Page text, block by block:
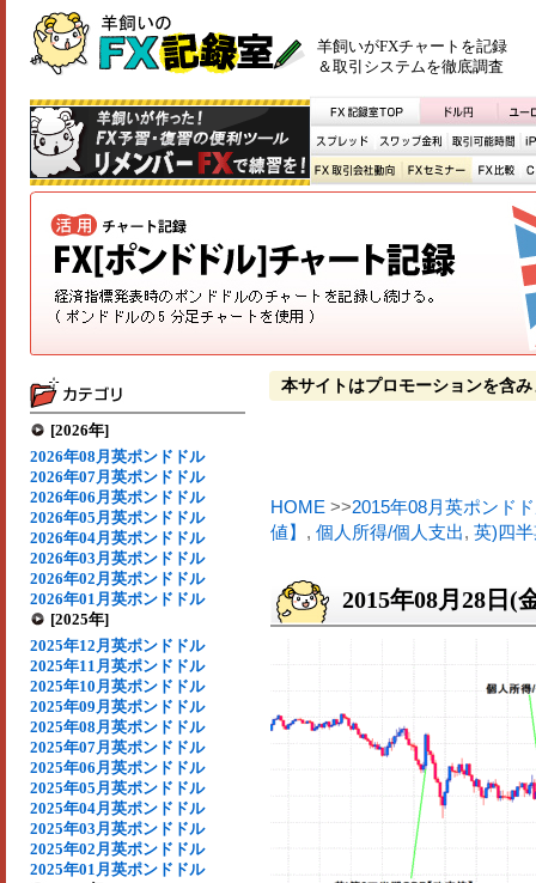
羊飼いがFXチャートを記録
＆取引システムを徹底調査
[2026年]
2026年08月英ポンドドル
2026年07月英ポンドドル
2026年06月英ポンドドル
2026年05月英ポンドドル
2026年04月英ポンドドル
2026年03月英ポンドドル
2026年02月英ポンドドル
2026年01月英ポンドドル
[2025年]
2025年12月英ポンドドル
2025年11月英ポンドドル
2025年10月英ポンドドル
2025年09月英ポンドドル
2025年08月英ポンドドル
2025年07月英ポンドドル
2025年06月英ポンドドル
2025年05月英ポンドドル
2025年04月英ポンドドル
2025年03月英ポンドドル
2025年02月英ポンドドル
2025年01月英ポンドドル
本サイトはプロモーションを含み
HOME >>2015年08月英ポンド
値】 , 個人所得/個人支出, 英)四
2015年08月28日(